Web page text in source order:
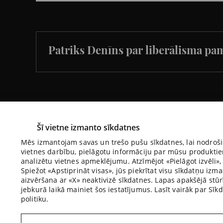
Šī vietne izmanto sīkdatnes
Mēs izmantojam savas un trešo pušu sīkdatnes, lai
vietnes darbību, pielāgotu informāciju par mūsu
analizētu vietnes apmeklējumu. Atzīmējot «Pielāgot
Spiežot «Apstiprināt visas», jūs piekrītat visu sīkdatņu
aizvēršana ar «X» neaktivizē sīkdatnes. Lapas apakšējā
jebkurā laikā mainiet šos iestatījumus. Lasīt vairāk par
politiku.
Patriks Denīns par liberālisma
info@rusanovs.lv